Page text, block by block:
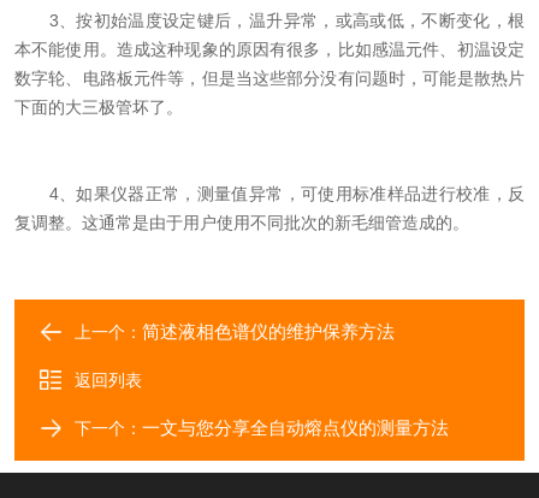
3、按初始温度设定键后，温升异常，或高或低，不断变化，根
本不能使用。造成这种现象的原因有很多，比如感温元件、初温设定
数字轮、电路板元件等，但是当这些部分没有问题时，可能是散热片
下面的大三极管坏了。
4、如果仪器正常，测量值异常，可使用标准样品进行校准，反
复调整。这通常是由于用户使用不同批次的新毛细管造成的。
上一个： 简述液相色谱仪的维护保养方法
返回列表
下一个： 一文与您分享全自动熔点仪的测量方法